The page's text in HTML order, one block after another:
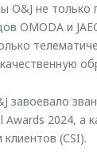
O&J не
OMODA и
завоевало
2024, а
(CSI).